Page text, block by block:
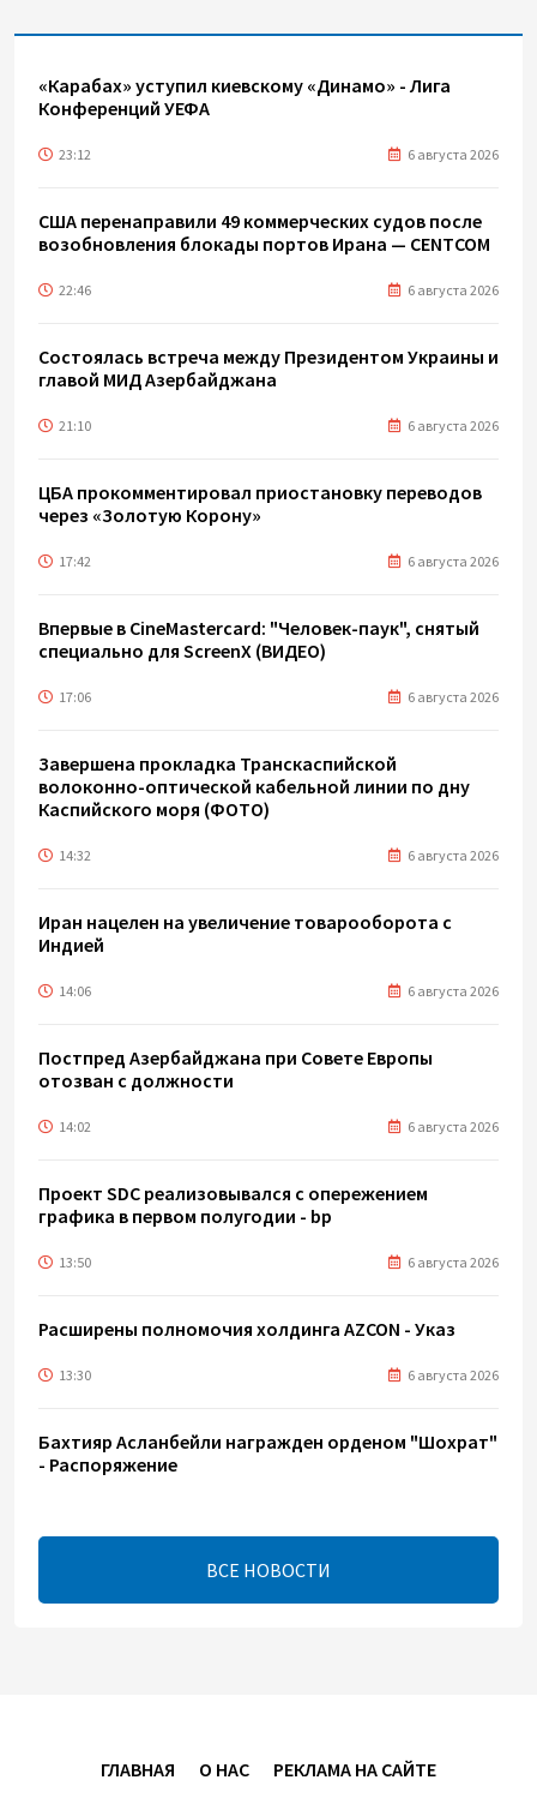
«Карабах» уступил киевскому «Динамо» - Лига
Конференций УЕФА
23:12 6 августа 2026
США перенаправили 49 коммерческих судов после
возобновления блокады портов Ирана — CENTCOM
22:46 6 августа 2026
Состоялась встреча между Президентом Украины и
главой МИД Азербайджана
21:10 6 августа 2026
ЦБА прокомментировал приостановку переводов
через «Золотую Корону»
17:42 6 августа 2026
Впервые в CineMastercard: "Человек-паук", снятый
специально для ScreenX (ВИДЕО)
17:06 6 августа 2026
Завершена прокладка Транскаспийской
волоконно-оптической кабельной линии по дну
Каспийского моря (ФОТО)
14:32 6 августа 2026
Иран нацелен на увеличение товарооборота с
Индией
14:06 6 августа 2026
Постпред Азербайджана при Совете Европы
отозван с должности
14:02 6 августа 2026
Проект SDC реализовывался с опережением
графика в первом полугодии - bp
13:50 6 августа 2026
Расширены полномочия холдинга AZCON - Указ
13:30 6 августа 2026
Бахтияр Асланбейли награжден орденом "Шохрат"
- Распоряжение
bp о ходе строительства солнечной
электростанции "Шафаг"
6 августа 2026
ВСЕ НОВОСТИ
ГЛАВНАЯ О НАС РЕКЛАМА НА САЙТЕ